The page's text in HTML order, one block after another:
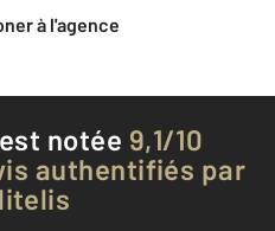
à l'agence
notée 9,1/10
authentifiés par